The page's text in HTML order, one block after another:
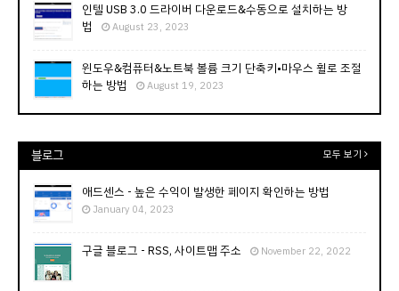
인텔 USB 3.0 드라이버 다운로드&수동으로 설치하는 방
법
August 23, 2023
윈도우&컴퓨터&노트북 볼륨 크기 단축키•마우스 휠로 조절
하는 방법
August 19, 2023
블로그 모두 보기
애드센스 - 높은 수익이 발생한 페이지 확인하는 방법
January 04, 2023
구글 블로그 - RSS, 사이트맵 주소 November 22, 2022